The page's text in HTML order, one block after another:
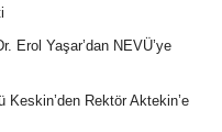
Erol Yaşar’dan NEVÜ’ye
Rektör Aktekin’e